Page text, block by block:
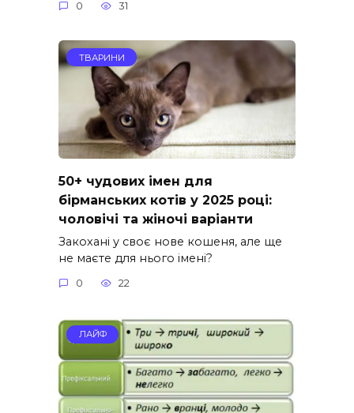
0 31
ТВАРИНИ
50+ чудових імен для
бірманських котів у 2025 році:
чоловічі та жіночі варіанти
Закохані у своє нове кошеня, але ще
не маєте для нього імені?
0 22
ЛАЙФ